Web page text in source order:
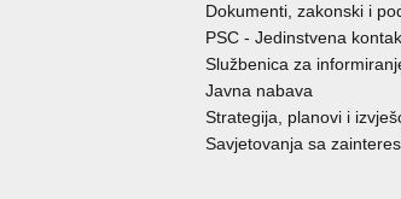
Dokumenti, zakonski i
PSC - Jedinstvena
Službenica za
Javna nabava
Strategija, planovi i
Savjetovanja sa